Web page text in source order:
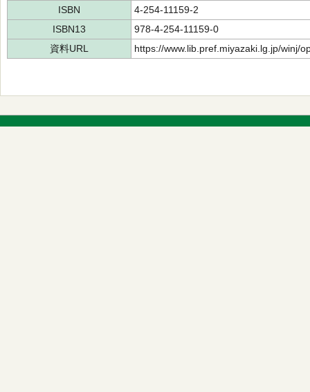
ISBN
4-254-11159-2
ISBN13
978-4-254-11159-0
資料URL
https://www.lib.pref.miyazaki.lg.jp/winj/